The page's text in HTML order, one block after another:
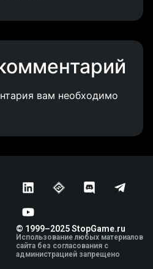
вам необходимо
© 1999–2025 StopGame.ru
Использование любых материалов
сайта без согласования с
администрацией запрещено